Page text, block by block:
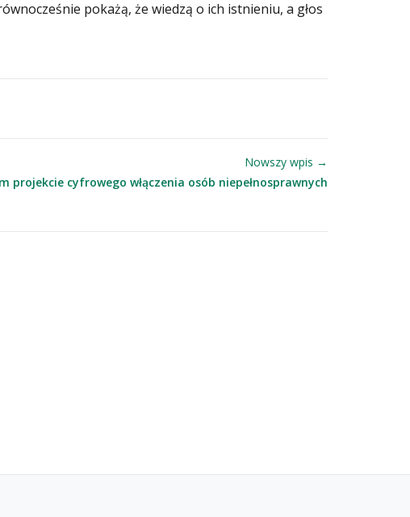
pokażą, że wiedzą o ich istnieniu, a głos
Nowszy wpis →
projekcie cyfrowego włączenia osób niepełnosprawnych